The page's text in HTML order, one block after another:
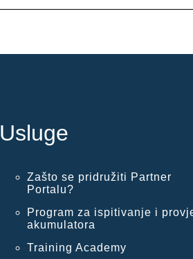
Usluge
Zašto se pridružiti Partner
Portalu?
Program za ispitivanje i
akumulatora
Training Academy